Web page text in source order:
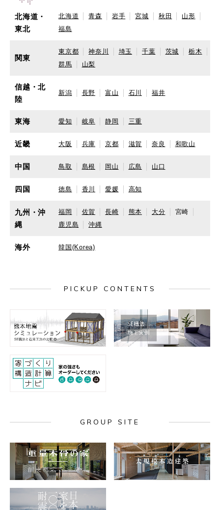
北海道・
東北
北海道 青森 岩手 宮城 秋田
山形
福島
関東
東京都 神奈川 埼玉 千葉 茨城
栃木
群馬
山梨
信越・北
陸
新潟 長野 富山 石川 福井
東海 愛知 岐阜 静岡 三重
近畿 大阪 兵庫 京都 滋賀 奈良 和歌山
中国 鳥取 島根 岡山 広島 山口
四国 徳島 香川 愛媛 高知
九州・沖
縄
福岡 佐賀 長崎 熊本 大分
宮崎
鹿児島
沖縄
海外 韓国(Korea)
PICKUP CONTENTS
GROUP SITE